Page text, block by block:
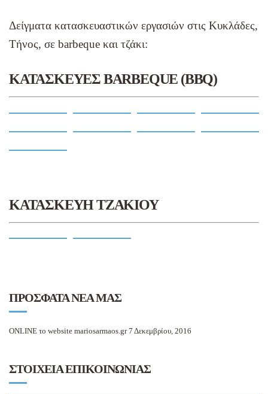
Δείγματα κατασκευαστικών εργασιών στις Κυκλάδες,
Τήνος, σε barbeque και τζάκι:
ΚΑΤΑΣΚΕΥΕΣ BARBEQUE (BBQ)
ΚΑΤΑΣΚΕΥΗ ΤΖΑΚΙΟΥ
ΠΡΟΣΦΑΤΑ ΝΕΑ ΜΑΣ
ONLINE το website mariosarmaos.gr 7 Δεκεμβρίου, 2016
ΣΤΟΙΧΕΙΑ ΕΠΙΚΟΙΝΩΝΙΑΣ